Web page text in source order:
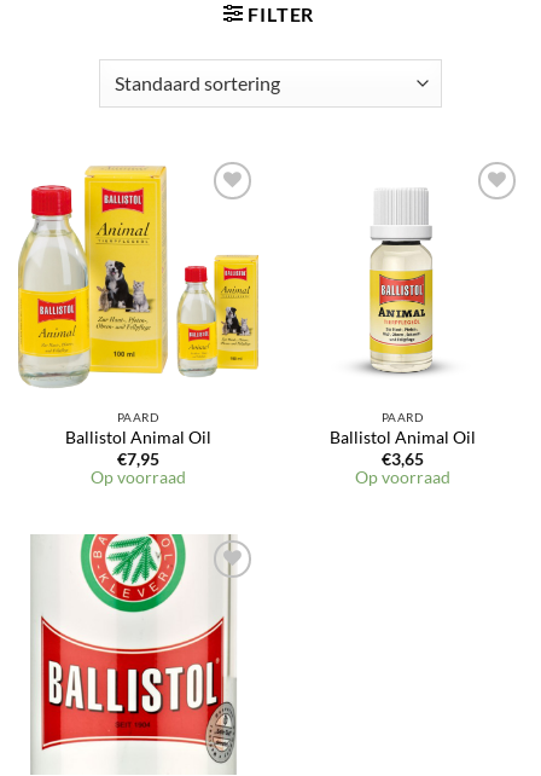
FILTER
PAARD
Ballistol Animal Oil
€7,95
Op voorraad
PAARD
Ballistol Animal Oil
€3,65
Op voorraad